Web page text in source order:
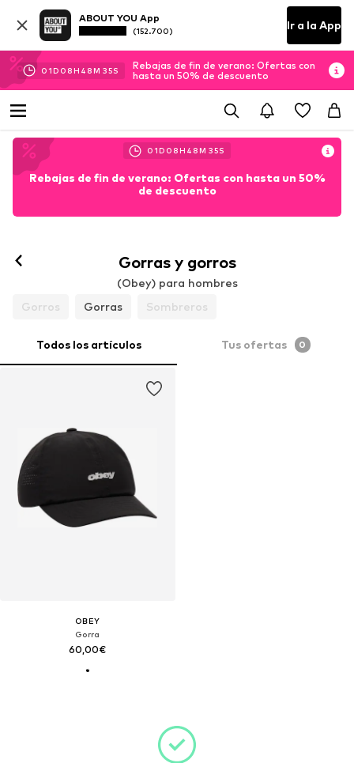
ABOUT YOU App
(152.700) Ir a la App
01D 08H 48M 35S
Rebajas de fin de verano: Ofertas con
hasta un 50% de descuento
01D 08H 48M 35S
Rebajas de fin de verano: Ofertas con hasta un 50%
de descuento
Gorras y gorros
(Obey) para hombres
Gorros
Gorras Sombreros
Todos los artículos Tus ofertas 0
OBEY
Gorra
60,00€